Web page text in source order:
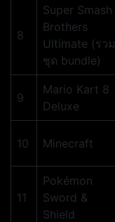
8
Super Smash
Brothers
Ultimate (รวม
ชุด bundle)
9
Mario Kart 8
Deluxe
10 Minecraft
11
Pokémon
Sword &
Shield